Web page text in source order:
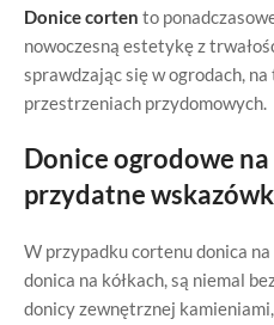
Donice corten to
nowoczesną estetykę z
sprawdzając się w ogrodach,
przestrzeniach przydomowych.
Donice ogrodowe
przydatne
W przypadku cortenu donica
donica na kółkach, są niemal
donicy zewnętrznej